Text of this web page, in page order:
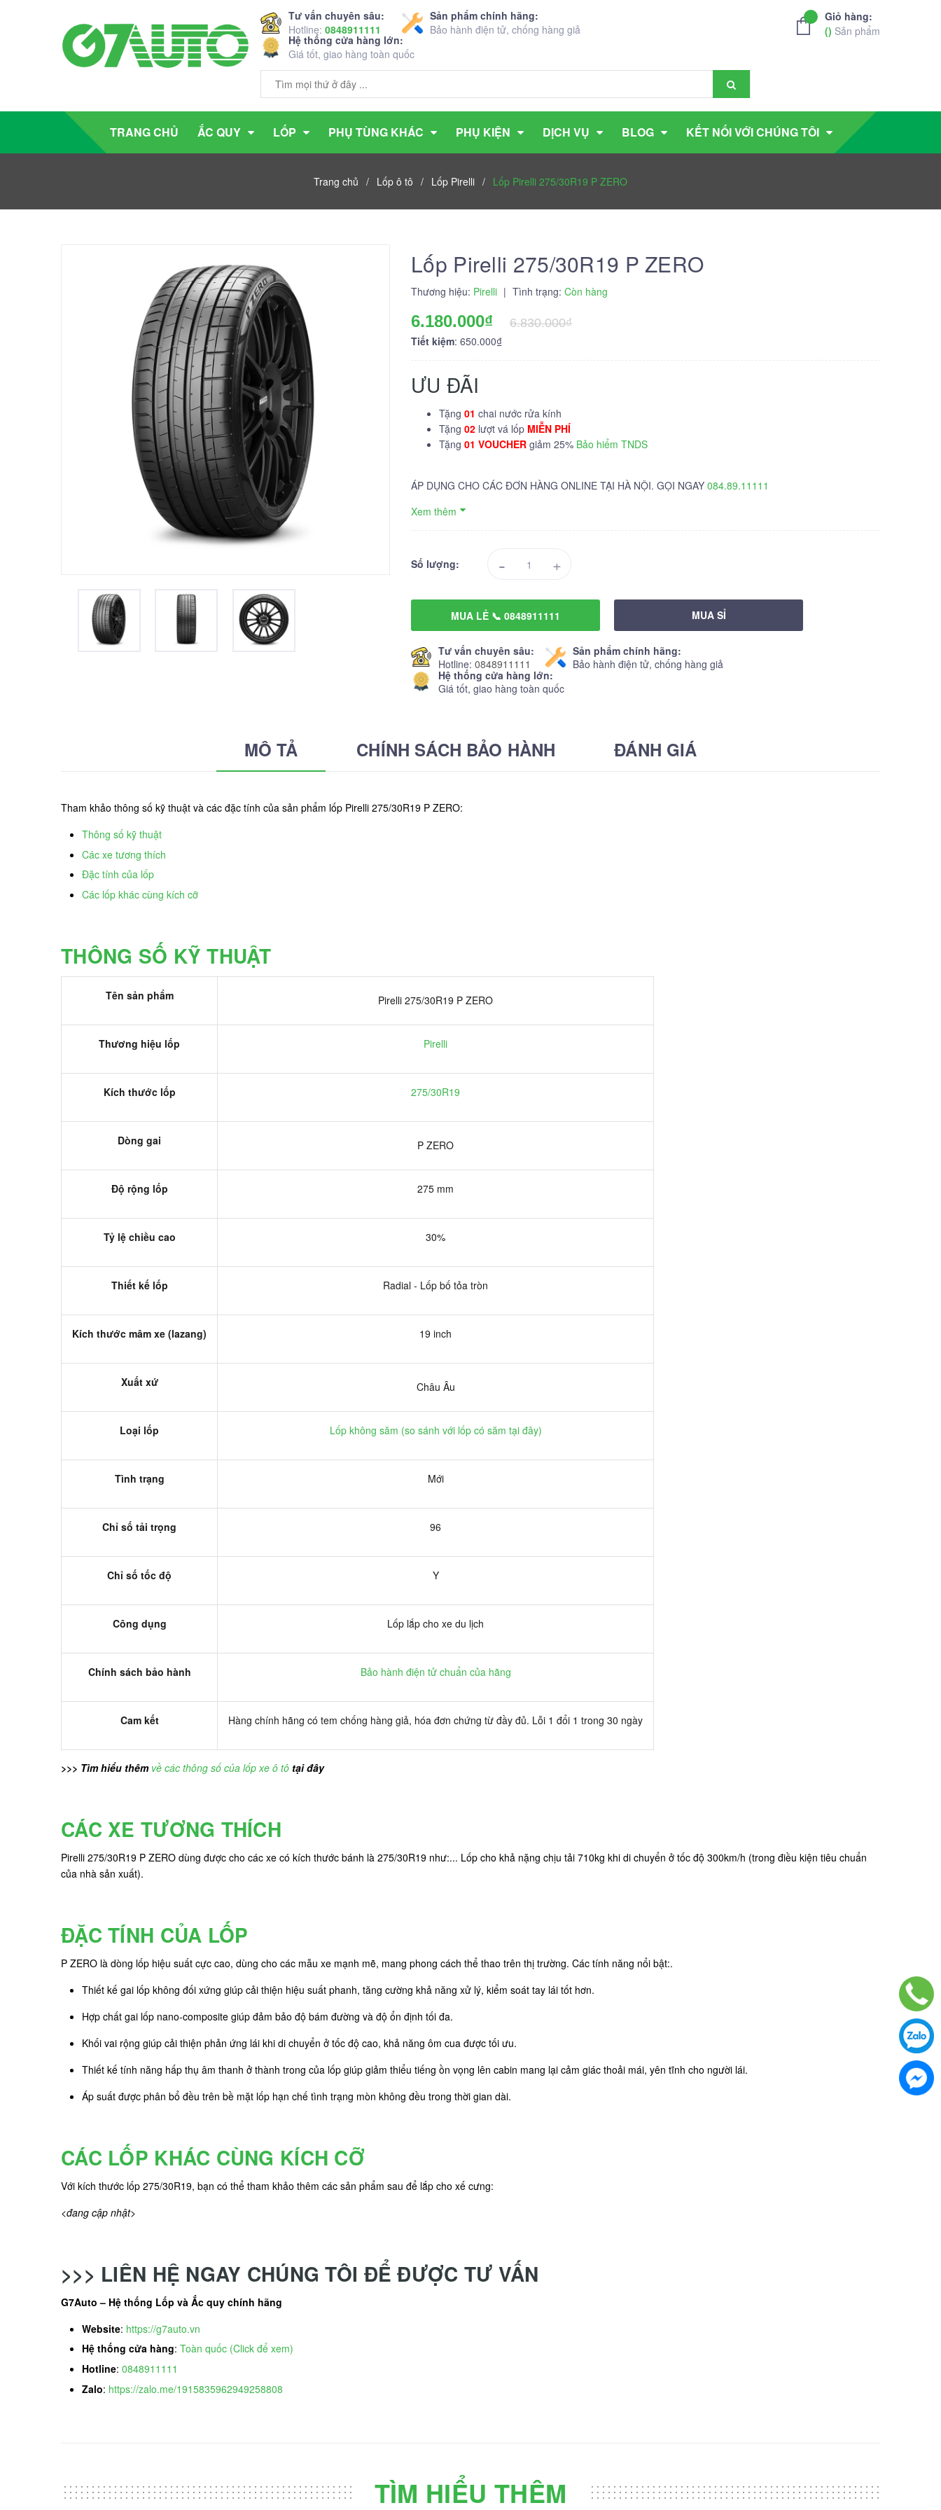
Tư vấn chuyên sâu:
Hotline: 0848911111
Sản phẩm chính hãng:
Bảo hành điện tử, chống hàng giả
Hệ thống cửa hàng lớn:
Giá tốt, giao hàng toàn quốc
Giỏ hàng:
() Sản phẩm
TRANG CHỦ ẮC QUY LỐP PHỤ TÙNG KHÁC PHỤ KIỆN DỊCH VỤ BLOG KẾT NỐI VỚI CHÚNG TÔI
Trang chủ / Lốp ô tô / Lốp Pirelli / Lốp Pirelli 275/30R19 P ZERO
Lốp Pirelli 275/30R19 P ZERO
Thương hiệu: Pirelli | Tình trạng: Còn hàng
6.180.000₫
6.830.000₫
Tiết kiệm: 650.000₫
ƯU ĐÃI
Tặng 01 chai nước rửa kính
Tặng 02 lượt vá lốp MIỄN PHÍ
Tặng 01 VOUCHER giảm 25% Bảo hiểm TNDS
ÁP DỤNG CHO CÁC ĐƠN HÀNG ONLINE TẠI HÀ NỘI. GỌI NGAY 084.89.11111
Xem thêm
Số lượng: - +
MUA LẺ 📞 0848911111 MUA SỈ
Tư vấn chuyên sâu:
Hotline: 0848911111
Sản phẩm chính hãng:
Bảo hành điện tử, chống hàng giả
Hệ thống cửa hàng lớn:
Giá tốt, giao hàng toàn quốc
MÔ TẢ CHÍNH SÁCH BẢO HÀNH ĐÁNH GIÁ
Tham khảo thông số kỹ thuật và các đặc tính của sản phẩm lốp Pirelli 275/30R19 P ZERO:
Thông số kỹ thuật
Các xe tương thích
Đặc tính của lốp
Các lốp khác cùng kích cỡ
THÔNG SỐ KỸ THUẬT
Tên sản phẩm Pirelli 275/30R19 P ZERO
Thương hiệu lốp Pirelli
Kích thước lốp 275/30R19
Dòng gai P ZERO
Độ rộng lốp 275 mm
Tỷ lệ chiều cao 30%
Thiết kế lốp Radial - Lốp bố tỏa tròn
Kích thước mâm xe (lazang) 19 inch
Xuất xứ Châu Âu
Loại lốp Lốp không săm (so sánh với lốp có săm tại đây)
Tình trạng Mới
Chỉ số tải trọng 96
Chỉ số tốc độ Y
Công dụng Lốp lắp cho xe du lịch
Chính sách bảo hành Bảo hành điện tử chuẩn của hãng
Cam kết Hàng chính hãng có tem chống hàng giả, hóa đơn chứng từ đầy đủ. Lỗi 1 đổi 1 trong 30 ngày
>>> Tìm hiểu thêm về các thông số của lốp xe ô tô tại đây
CÁC XE TƯƠNG THÍCH
Pirelli 275/30R19 P ZERO dùng được cho các xe có kích thước bánh là 275/30R19 như:... Lốp cho khả nặng chịu tải 710kg khi di chuyển ở tốc độ 300km/h (trong điều kiện tiêu chuẩn
của nhà sản xuất).
ĐẶC TÍNH CỦA LỐP
P ZERO là dòng lốp hiệu suất cực cao, dùng cho các mẫu xe mạnh mẽ, mang phong cách thể thao trên thị trường. Các tính năng nổi bật:.
Thiết kế gai lốp không đối xứng giúp cải thiện hiệu suất phanh, tăng cường khả năng xử lý, kiểm soát tay lái tốt hơn.
Hợp chất gai lốp nano-composite giúp đảm bảo độ bám đường và độ ổn định tối đa.
Khối vai rộng giúp cải thiện phản ứng lái khi di chuyển ở tốc độ cao, khả năng ôm cua được tối ưu.
Thiết kế tính năng hấp thụ âm thanh ở thành trong của lốp giúp giảm thiểu tiếng ồn vọng lên cabin mang lại cảm giác thoải mái, yên tĩnh cho người lái.
Áp suất được phân bổ đều trên bề mặt lốp hạn chế tình trạng mòn không đều trong thời gian dài.
CÁC LỐP KHÁC CÙNG KÍCH CỠ
Với kích thước lốp 275/30R19, bạn có thể tham khảo thêm các sản phẩm sau để lắp cho xế cưng:
<đang cập nhật>
>>> LIÊN HỆ NGAY CHÚNG TÔI ĐỂ ĐƯỢC TƯ VẤN
G7Auto – Hệ thống Lốp và Ắc quy chính hãng
Website: https://g7auto.vn
Hệ thống cửa hàng: Toàn quốc (Click để xem)
Hotline: 0848911111
Zalo: https://zalo.me/1915835962949258808
TÌM HIỂU THÊM